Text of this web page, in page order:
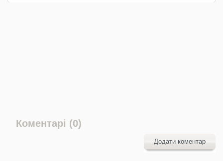
Коментарі (0)
Додати коментар